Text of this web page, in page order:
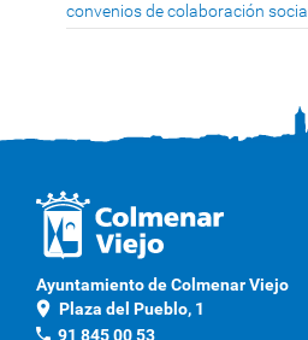
convenios de colaboración
Ayuntamiento de Colmenar Viejo
location_on Plaza del Pueblo, 1
phone 91 845 00 53